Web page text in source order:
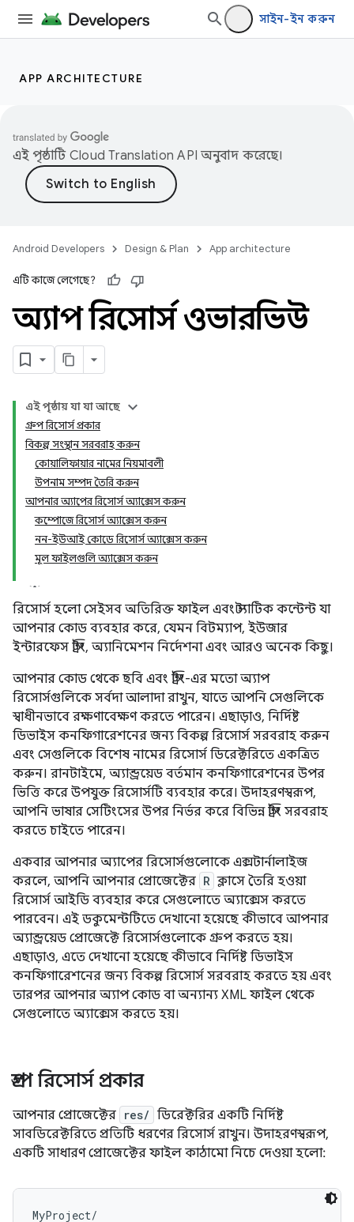
সাইন-ইন করুন
APP ARCHITECTURE
এই পৃষ্ঠাটি Cloud Translation API অনুবাদ করেছে।
Android Developers Design & Plan App architecture
এটি কাজে লেগেছে?
অ্যাপ রিসোর্স ওভারভিউ
এই পৃষ্ঠায় যা যা আছে
গ্রুপ রিসোর্স প্রকার
বিকল্প সংস্থান সরবরাহ করুন
কোয়ালিফায়ার নামের নিয়মাবলী
উপনাম সম্পদ তৈরি করুন
আপনার অ্যাপের রিসোর্স অ্যাক্সেস করুন
কম্পোজে রিসোর্স অ্যাক্সেস করুন
নন-ইউআই কোডে রিসোর্স অ্যাক্সেস করুন
মূল ফাইলগুলি অ্যাক্সেস করুন
রিসোর্স হলো সেইসব অতিরিক্ত ফাইল এবং স্ট্যাটিক কন্টেন্ট যা
আপনার কোড ব্যবহার করে, যেমন বিটম্যাপ, ইউজার
ইন্টারফেস স্ট্রিং, অ্যানিমেশন নির্দেশনা এবং আরও অনেক কিছু।
আপনার কোড থেকে ছবি এবং স্ট্রিং-এর মতো অ্যাপ
রিসোর্সগুলিকে সর্বদা আলাদা রাখুন, যাতে আপনি সেগুলিকে
স্বাধীনভাবে রক্ষণাবেক্ষণ করতে পারেন। এছাড়াও, নির্দিষ্ট
ডিভাইস কনফিগারেশনের জন্য বিকল্প রিসোর্স সরবরাহ করুন
এবং সেগুলিকে বিশেষ নামের রিসোর্স ডিরেক্টরিতে একত্রিত
করুন। রানটাইমে, অ্যান্ড্রয়েড বর্তমান কনফিগারেশনের উপর
ভিত্তি করে উপযুক্ত রিসোর্সটি ব্যবহার করে। উদাহরণস্বরূপ,
আপনি ভাষার সেটিংসের উপর নির্ভর করে বিভিন্ন স্ট্রিং সরবরাহ
করতে চাইতে পারেন।
একবার আপনার অ্যাপের রিসোর্সগুলোকে এক্সটার্নালাইজ
করলে, আপনি আপনার প্রোজেক্টের R ক্লাসে তৈরি হওয়া
রিসোর্স আইডি ব্যবহার করে সেগুলোতে অ্যাক্সেস করতে
পারবেন। এই ডকুমেন্টটিতে দেখানো হয়েছে কীভাবে আপনার
অ্যান্ড্রয়েড প্রোজেক্টে রিসোর্সগুলোকে গ্রুপ করতে হয়।
এছাড়াও, এতে দেখানো হয়েছে কীভাবে নির্দিষ্ট ডিভাইস
কনফিগারেশনের জন্য বিকল্প রিসোর্স সরবরাহ করতে হয় এবং
তারপর আপনার অ্যাপ কোড বা অন্যান্য XML ফাইল থেকে
সেগুলোতে অ্যাক্সেস করতে হয়।
গ্রুপ রিসোর্স প্রকার
আপনার প্রোজেক্টের res/ ডিরেক্টরির একটি নির্দিষ্ট
সাবডিরেক্টরিতে প্রতিটি ধরণের রিসোর্স রাখুন। উদাহরণস্বরূপ,
একটি সাধারণ প্রোজেক্টের ফাইল কাঠামো নিচে দেওয়া হলো:
MyProject/